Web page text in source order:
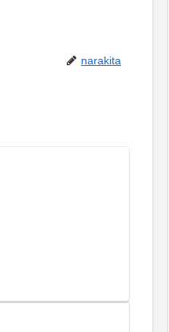
narakita